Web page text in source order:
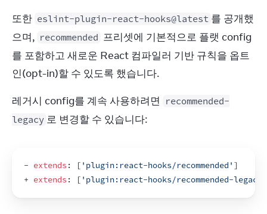
또한 eslint-plugin-react-hooks@latest 를 공개했
으며, recommended 프리셋에 기본적으로 플랫 config
를 포함하고 새로운 React 컴파일러 기반 규칙을 옵트
인(opt-in)할 수 있도록 했습니다.
레거시 config를 계속 사용하려면
recommended-
legacy 로 변경할 수 있습니다:
- extends : [ 'plugin:react-hooks/recommended' ]
+ extends : [ 'plugin:react-hooks/recommended-legacy'